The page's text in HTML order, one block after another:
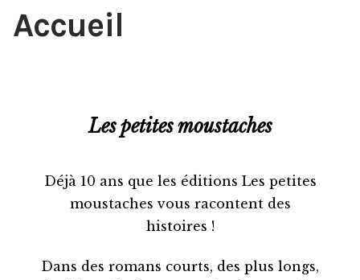
Auteurs et illustrateurs
L’esprit
Accueil
Les petites moustaches
Déjà 10 ans que les éditions Les petites
moustaches vous racontent des
histoires !
Dans des romans courts, des plus longs,